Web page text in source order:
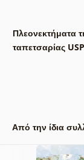
Πλεονεκτήματα
ταπετσαρίας
Από την ίδια